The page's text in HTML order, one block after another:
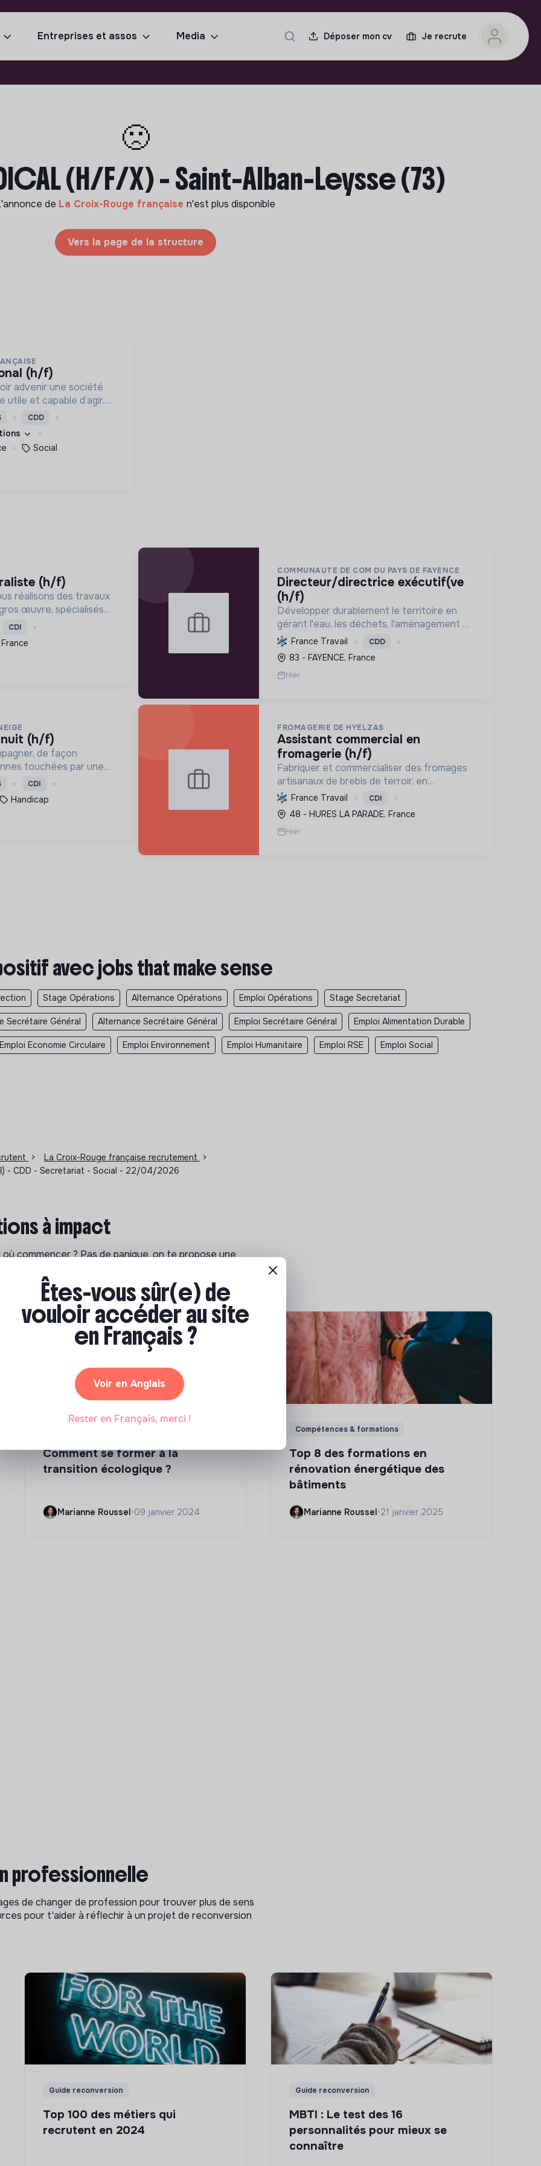
Entreprises et assos Media Déposer mon cv Je recrute
🙁
(H/F/X) - Saint-Alban-Leysse (73)
de La Croix-Rouge française n'est plus disponible
Vers la page de la structure
(h/f)
advenir une société
utile et capable d’agir.
des moyens et
innovants et
CDD
Social
(h/f)
réalisons des travaux
œuvre, spécialisés
consommation
et participer
écologique.
CDI
COMMUNAUTE DE COM DU PAYS DE FAYENCE
directeur/directrice exécutif(ve
(h/f)
Développer durablement le territoire en
gérant l'eau, les déchets, l'aménagement et
les services à la population, tout en
protégeant l'environnement et promouvant
la transition écologique et sociale.
France Travail CDD
83 - FAYENCE, France
Hier
nuit (h/f)
de façon
touchées par une
un handicap physique
CDI
Handicap
FROMAGERIE DE HYELZAS
assistant commercial en
fromagerie (h/f)
Fabriquer et commercialiser des fromages
artisanaux de brebis de terroir, en
soutenant l'agriculture locale et biologique,
et en promouvant un modèle économique
et social équitable.
France Travail CDI
48 - HURES LA PARADE, France
Hier
avec jobs that make sense
Stage Opérations Alternance Opérations Emploi Opérations Stage Secretariat
Secrétaire Général Alternance Secrétaire Général Emploi Secrétaire Général Emploi Alimentation Durable
Emploi Economie Circulaire Emploi Environnement Emploi Humanitaire Emploi RSE Emploi Social
> La Croix-Rouge française recrutement
>
- CDD - Secretariat - Social - 22/04/2026
à impact
commencer ? Pas de panique, on te propose une
écologique et solidaire !
Comment se former à la
transition écologique ?
Marianne Roussel•09 janvier 2024
Compétences & formations
Top 8 des formations en
rénovation énergétique des
bâtiments
Marianne Roussel•21 janvier 2025
professionnelle
de changer de profession pour trouver plus de sens
pour t'aider à réflechir à un projet de reconversion
Guide reconversion
Top 100 des métiers qui
recrutent en 2024
Guide reconversion
MBTI : Le test des 16
personnalités pour mieux se
connaître
Êtes-vous sûr(e) de
vouloir accéder au site
en Français ?
Voir en Anglais
Rester en Français, merci !